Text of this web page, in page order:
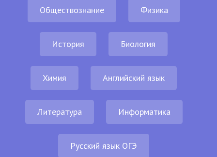
Обществознание Физика
История Биология
Химия Английский язык
Литература Информатика
Русский язык ОГЭ